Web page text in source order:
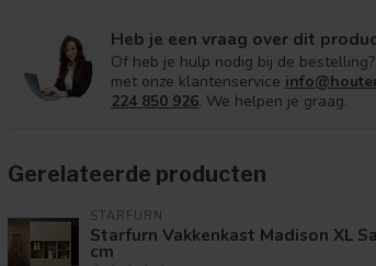
Heb je een vraag over dit
Of heb je hulp nodig bij de
met onze klantenservice
224 850 926. We helpen je graag.
Gerelateerde producten
STARFURN
Starfurn Vakkenkast Madison XL
cm